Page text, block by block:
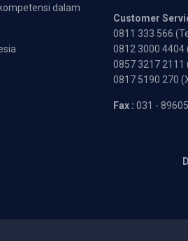
dalam
Customer
0811 333 566
0812 3000 4404
0857 3217 2111
0817 5190 270
Fax : 031 -